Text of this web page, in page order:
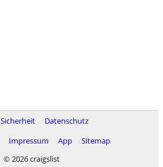
Sicherheit
Datenschutz
Impressum App
Sitemap
© 2026 craigslist